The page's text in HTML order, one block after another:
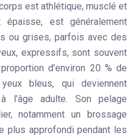
est athlétique, musclé et
est généralement
ou grises, parfois avec des
expressifs, sont souvent
d’environ 20 % de
bleus, qui deviennent
l’âge adulte. Son pelage
notamment un brossage
plus approfondi pendant les